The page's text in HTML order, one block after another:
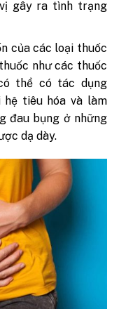
gây ra tình trạng
của các loại thuốc
như các thuốc
thể có tác dụng
hệ tiêu hóa và làm
đau bụng ở những
dạ dày.